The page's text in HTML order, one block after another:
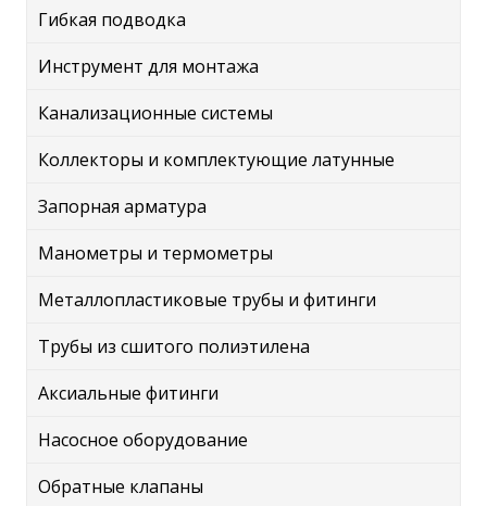
Гибкая подводка
Инструмент для монтажа
Канализационные системы
Коллекторы и комплектующие латунные
Запорная арматура
Манометры и термометры
Металлопластиковые трубы и фитинги
Трубы из сшитого полиэтилена
Аксиальные фитинги
Насосное оборудование
Обратные клапаны